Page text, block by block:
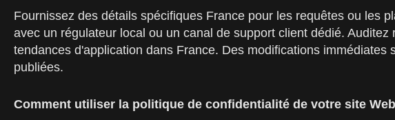
Fournissez des détails spécifiques France pour les requêtes ou les
avec un régulateur local ou un canal de support client dédié.
tendances d'application dans France. Des modifications
publiées.
Comment utiliser la politique de confidentialité de votre site